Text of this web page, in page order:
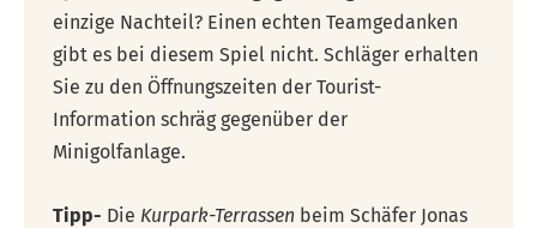
einzige Nachteil? Einen echten Teamgedanken
gibt es bei diesem Spiel nicht. Schläger erhalten
Sie zu den Öffnungszeiten der Tourist-
Information schräg gegenüber der
Minigolfanlage.
Tipp- Die Kurpark-Terrassen beim Schäfer Jonas